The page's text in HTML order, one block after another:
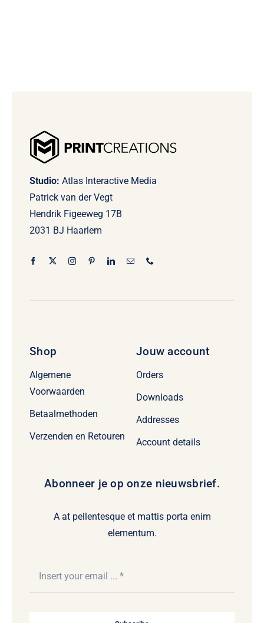
Studio: Atlas Interactive Media
Patrick van der Vegt
Hendrik Figeeweg 17B
2031 BJ Haarlem
Shop
Algemene
Voorwaarden
Betaalmethoden
Verzenden en Retouren
Jouw account
Orders
Downloads
Addresses
Account details
Abonneer je op onze nieuwsbrief.
A at pellentesque et mattis porta enim
elementum.